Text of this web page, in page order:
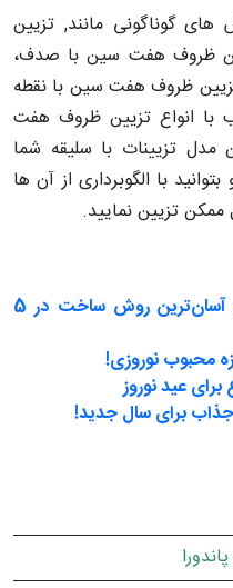
گوناگونی مانند, تزیین
ظروف هفت سین با صدف،
ظروف هفت سین با نقطه
با انواع تزیین ظروف هفت
مدل تزیینات با سلیقه شما
با الگوبرداری از آن ها
تزیین نمایید.
آموزش ساخت سنبل کاغذی : آسان‌ترین روش ساخت در 5
عید نوروز